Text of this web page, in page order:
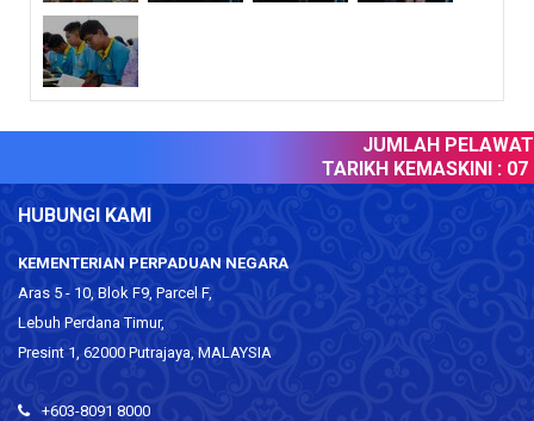
JUMLAH PELAWAT :
TARIKH KEMASKINI : 07
HUBUNGI KAMI
KEMENTERIAN PERPADUAN NEGARA
Aras 5 - 10, Blok F9, Parcel F,
Lebuh Perdana Timur,
Presint 1, 62000 Putrajaya, MALAYSIA
+603-8091 8000